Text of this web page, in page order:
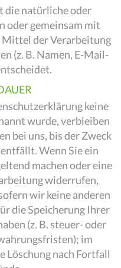
die natürliche oder
oder gemeinsam mit
Mittel der Verarbeitung
(z. B. Namen, E-Mail-
keine
wurde, verbleiben
bei uns, bis der Zweck
Wenn Sie ein
machen oder eine
widerrufen,
wir keine anderen
die Speicherung Ihrer
(z. B. steuer- oder
im
Löschung nach Fortfall